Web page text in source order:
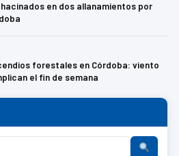
en dos allanamientos por
forestales en Córdoba: viento
el fin de semana